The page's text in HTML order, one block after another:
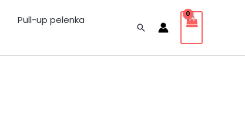
Pull-up pelenka
Search